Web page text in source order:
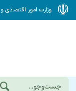
وزارت امور اقتصادی و